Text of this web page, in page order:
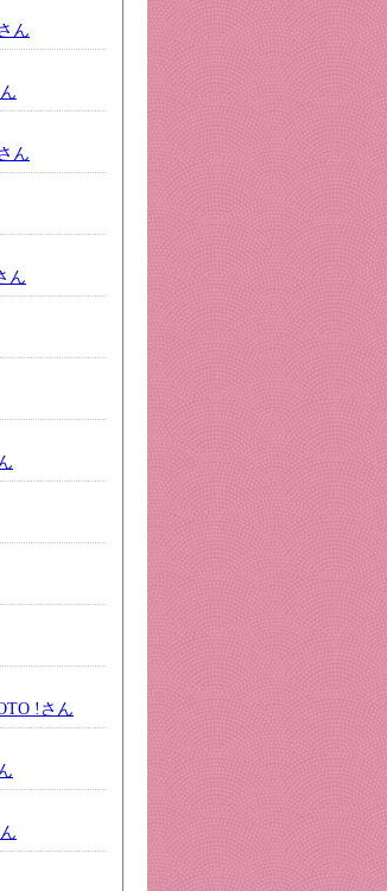
ん
ん
ん
!さん